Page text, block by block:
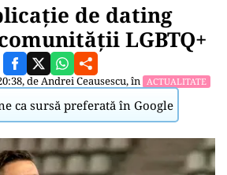
de dating
LGBTQ+
deAndrei Ceausescu, în ACTUALITATE
ca sursă preferată în Google